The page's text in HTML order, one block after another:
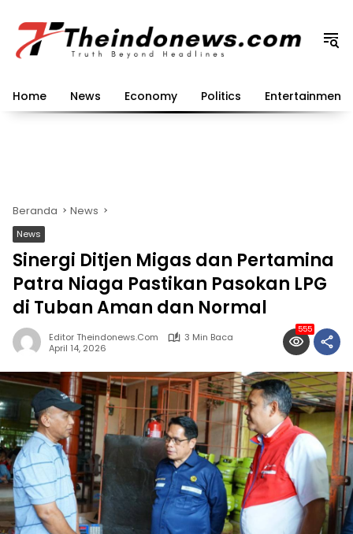
konten
Home News Economy Politics Entertainment
Beranda News
News
Sinergi Ditjen Migas dan Pertamina
Patra Niaga Pastikan Pasokan LPG
di Tuban Aman dan Normal
Editor Theindonews.com
3 Min Baca
April 14, 2026
555